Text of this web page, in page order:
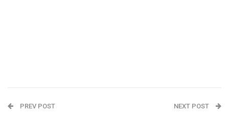
PREV POST NEXT POST